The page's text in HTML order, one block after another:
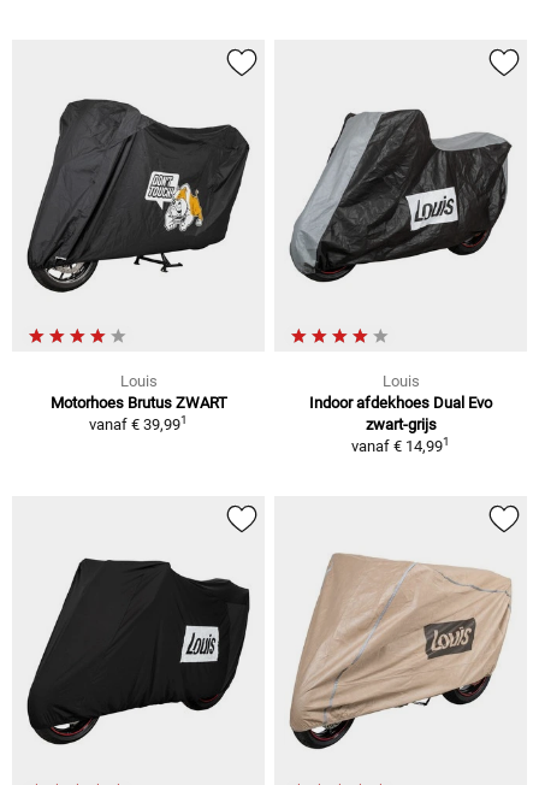
Louis
Motorhoes Brutus ZWART
vanaf € 39,991
Louis
Indoor afdekhoes Dual Evo
zwart-grijs
vanaf € 14,991